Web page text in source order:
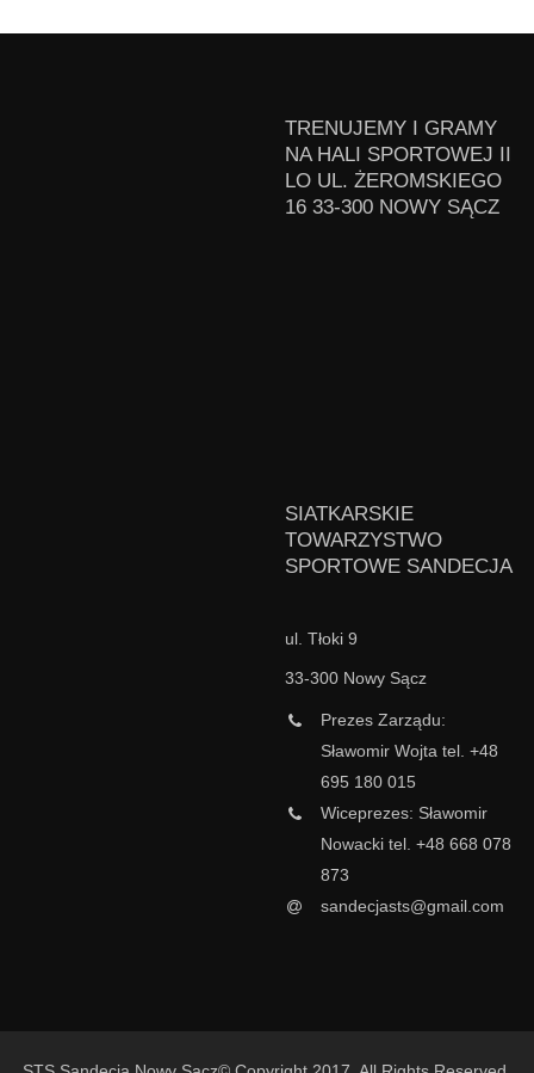
TRENUJEMY I GRAMY
NA HALI SPORTOWEJ II
LO UL. ŻEROMSKIEGO
16 33-300 NOWY SĄCZ
SIATKARSKIE
TOWARZYSTWO
SPORTOWE SANDECJA
ul. Tłoki 9
33-300 Nowy Sącz
Prezes Zarządu:
Sławomir Wojta tel. +48
695 180 015
Wiceprezes: Sławomir
Nowacki tel. +48 668 078
873
sandecjasts@gmail.com